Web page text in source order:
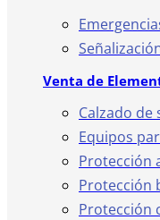
Venta de
Calzado de
Equipos
Protección
Protección
Protección